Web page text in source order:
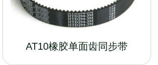
AT10橡胶单面齿同步带